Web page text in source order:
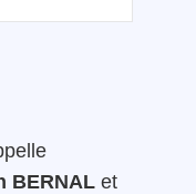
BERNAL et